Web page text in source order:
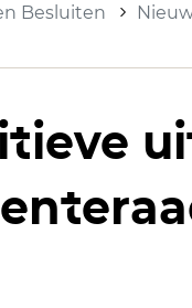
Besluiten